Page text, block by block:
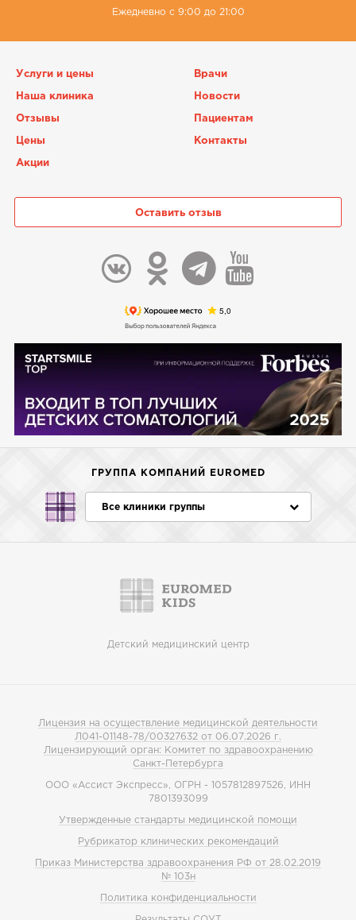
Ежедневно с 9:00 до 21:00
Услуги и цены Врачи
Наша клиника Новости
Отзывы Пациентам
Цены Контакты
Акции
Оставить отзыв
ГРУППА КОМПАНИЙ EUROMED
Все клиники группы
Детский медицинский центр
Лицензия на осуществление медицинской деятельности
Л041-01148-78/00327632 от 06.07.2026 г.
Лицензирующий орган: Комитет по здравоохранению
Санкт-Петербурга
ООО «Ассист Экспресс», ОГРН - 1057812897526, ИНН
7801393099
Утвержденные стандарты медицинской помощи
Рубрикатор клинических рекомендаций
Приказ Министерства здравоохранения РФ от 28.02.2019
№ 103н
Политика конфиденциальности